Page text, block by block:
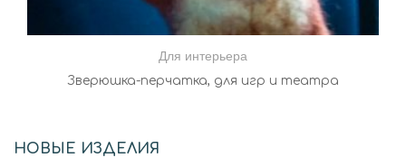
Для интерьера
Зверюшка-перчатка, для игр и театра
НОВЫЕ ИЗДЕЛИЯ